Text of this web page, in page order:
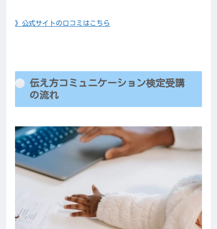
》公式サイトの口コミはこちら
伝え方コミュニケーション検定受講
の流れ